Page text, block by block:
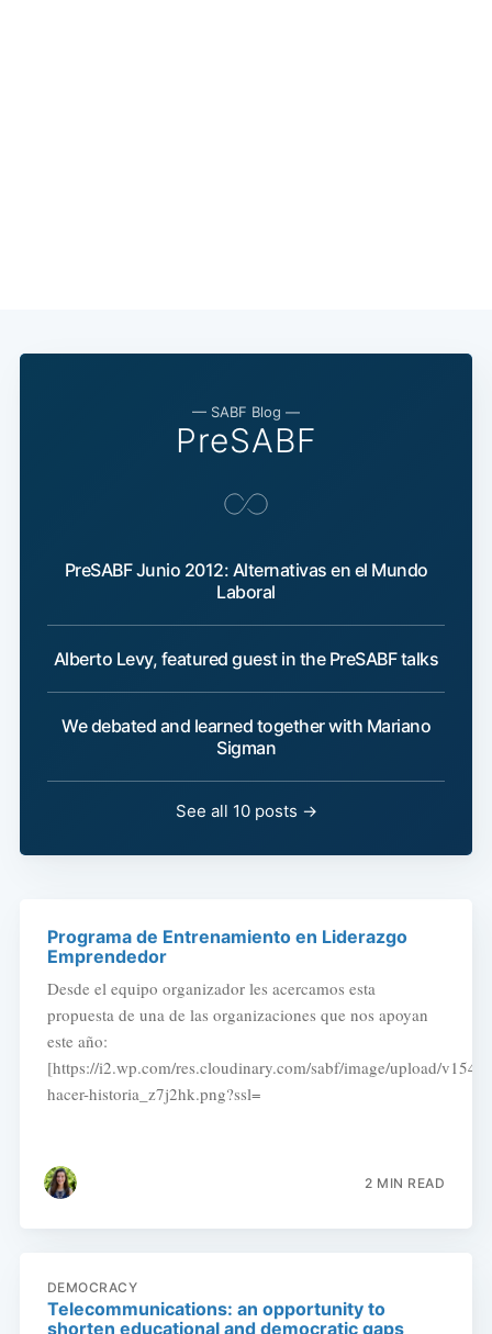
— SABF Blog —
PreSABF
PreSABF Junio 2012: Alternativas en el Mundo
Laboral
Alberto Levy, featured guest in the PreSABF talks
We debated and learned together with Mariano
Sigman
See all 10 posts →
Programa de Entrenamiento en Liderazgo
Emprendedor
Desde el equipo organizador les acercamos esta
propuesta de una de las organizaciones que nos apoyan
este año:
[https://i2.wp.com/res.cloudinary.com/sabf/image/upload/
hacer-historia_z7j2hk.png?ssl=
2 MIN READ
DEMOCRACY
Telecommunications: an opportunity to
shorten educational and democratic gaps